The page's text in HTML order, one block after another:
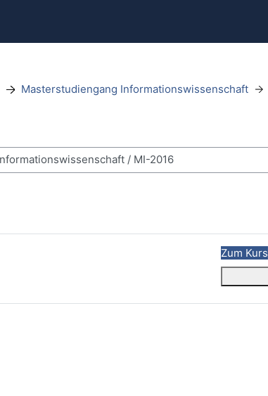
Masterstudiengang Informationswissenschaft
Zum Kurs